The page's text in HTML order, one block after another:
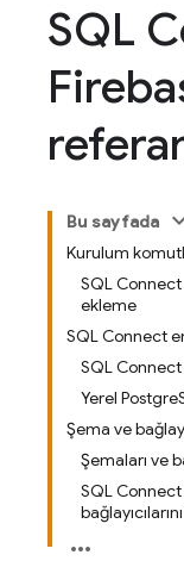
SQL
Bu sayfada
Kurulum
SQL Connect
ekleme
SQL Connect
SQL
Yerel
Şema ve
Şemaları ve
SQL Connect